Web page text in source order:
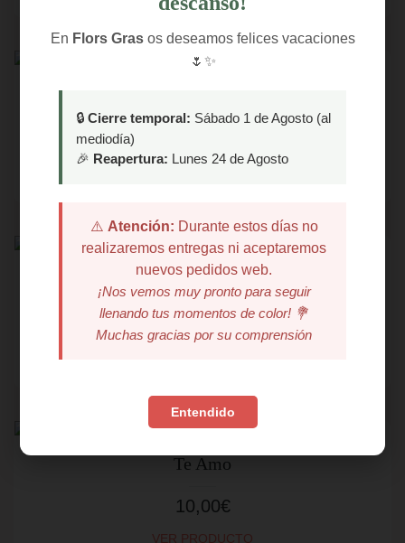
VER PRODUCTO
Te Adoro
50,00€
Te Amo
10,00€
VER PRODUCTO
En Flors Grasos deseamos felices vacaciones
🌷✨
🔒Cierre temporal: Sábado 1 de Agosto (al
mediodía)
🎉 Reapertura: Lunes 24 de Agosto
⚠️ Atención: Durante estos días no
realizaremos entregas ni aceptaremos
nuevos pedidos web.
¡Nos vemos muy pronto para seguir
llenando tus momentos de color! 💐
Muchas gracias por su comprensión
Entendido